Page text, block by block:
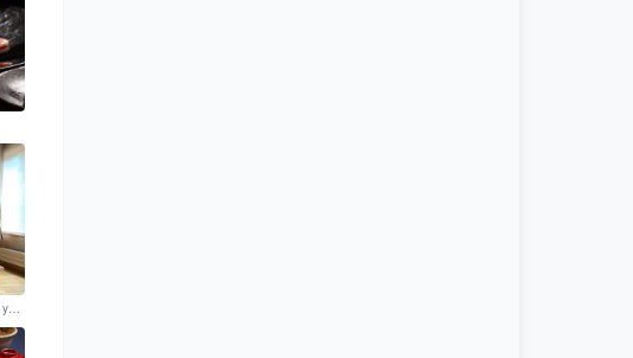
あなたを快適な眠りへといざなうローベットとyogiboをご用意しました。